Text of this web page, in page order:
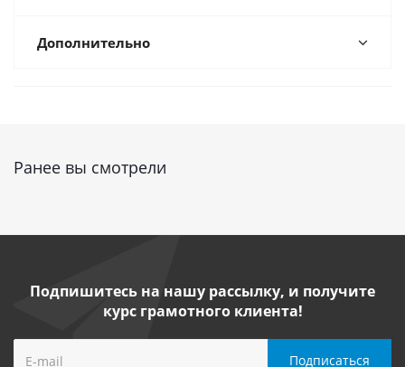
Дополнительно
Ранее вы смотрели
Подпишитесь на нашу рассылку, и получите
курс грамотного клиента!